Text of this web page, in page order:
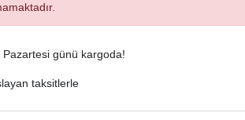
günü kargoda!
taksitlerle